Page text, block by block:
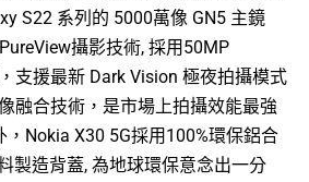
S22 系列的 5000萬像 GN5 主鏡
攝影技術, 採用50MP
支援最新 Dark Vision 極夜拍攝模式
融合技術，是市場上拍攝效能最強
Nokia X30 5G採用100%環保鋁合
製造背蓋, 為地球環保意念出一分